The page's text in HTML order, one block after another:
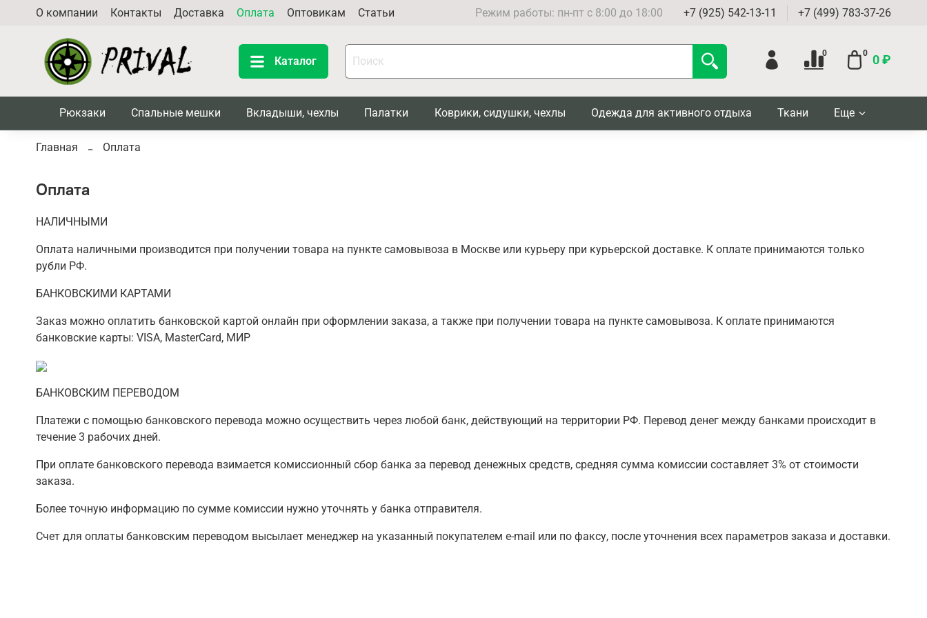
О компании Контакты Доставка Оплата Оптовикам Статьи Режим работы: пн-пт с 8:00 до 18:00 +7 (925) 542-13-11 +7 (499) 783-37-26
Каталог
0 0 0 ₽
Рюкзаки Спальные мешки Вкладыши, чехлы Палатки Коврики, сидушки, чехлы Одежда для активного отдыха Ткани Еще
Главная Оплата
Оплата
НАЛИЧНЫМИ
Оплата наличными производится при получении товара на пункте самовывоза в Москве или курьеру при курьерской доставке. К оплате принимаются только
рубли РФ.
БАНКОВСКИМИ КАРТАМИ
Заказ можно оплатить банковской картой онлайн при оформлении заказа, а также при получении товара на пункте самовывоза. К оплате принимаются
банковские карты: VISA, MasterCard, МИР
БАНКОВСКИМ ПЕРЕВОДОМ
Платежи с помощью банковского перевода можно осуществить через любой банк, действующий на территории РФ. Перевод денег между банками происходит в
течение 3 рабочих дней.
При оплате банковского перевода взимается комиссионный сбор банка за перевод денежных средств, средняя сумма комиссии составляет 3% от стоимости
заказа.
Более точную информацию по сумме комиссии нужно уточнять у банка отправителя.
Счет для оплаты банковским переводом высылает менеджер на указанный покупателем e-mail или по факсу, после уточнения всех параметров заказа и доставки.